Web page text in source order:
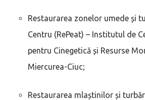
Restaurarea zonelor umede și
Centru (RePeat) – Institutul de
pentru Cinegetică și Resurse
Miercurea-Ciuc;
Restaurarea mlaștinilor și